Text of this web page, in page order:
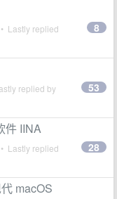
• Lastly replied
8
replied by 53
件 IINA
• Lastly replied
28
macOS